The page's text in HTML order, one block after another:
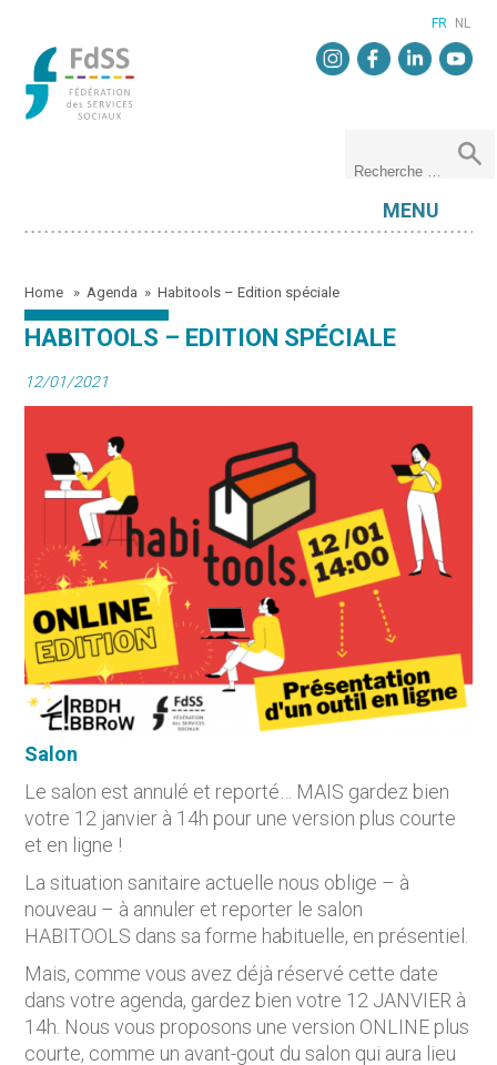
FR NL
MENU
Home »Agenda »Habitools – Edition spéciale
HABITOOLS – EDITION SPÉCIALE
12/01/2021
Salon
Le salon est annulé et reporté… MAIS gardez bien
votre 12 janvier à 14h pour une version plus courte
et en ligne !
La situation sanitaire actuelle nous oblige – à
nouveau – à annuler et reporter le salon
HABITOOLS dans sa forme habituelle, en présentiel.
Mais, comme vous avez déjà réservé cette date
dans votre agenda, gardez bien votre 12 JANVIER à
14h. Nous vous proposons une version ONLINE plus
courte, comme un avant-gout du salon qui aura lieu